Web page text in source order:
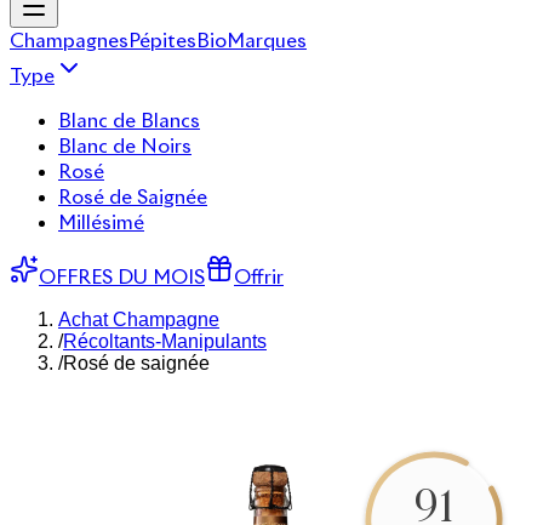
ChampagnesPépitesBioMarques
Type
Blanc de Blancs
Blanc de Noirs
Rosé
Rosé de Saignée
Millésimé
OFFRES DU MOIS Offrir
Achat Champagne
/Récoltants-Manipulants
/Rosé de saignée
91